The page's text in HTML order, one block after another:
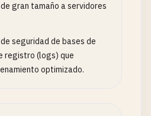
gran tamaño a servidores
seguridad de bases de
registro (logs) que
optimizado.